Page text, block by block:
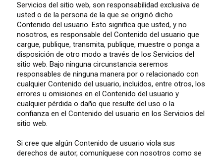
Servicios del sitio web, son responsabilidad exclusiva de
usted o de la persona de la que se originó dicho
Contenido del usuario. Esto significa que usted, y no
nosotros, es responsable del Contenido del usuario que
cargue, publique, transmita, publique, muestre o ponga a
disposición de otro modo a través de los Servicios del
sitio web. Bajo ninguna circunstancia seremos
responsables de ninguna manera por o relacionado con
cualquier Contenido del usuario, incluidos, entre otros, los
errores u omisiones en el Contenido del usuario y
cualquier pérdida o daño que resulte del uso o la
confianza en el Contenido del usuario en los Servicios del
sitio web.
Si cree que algún Contenido de usuario viola sus
derechos de autor, comuníquese con nosotros como se